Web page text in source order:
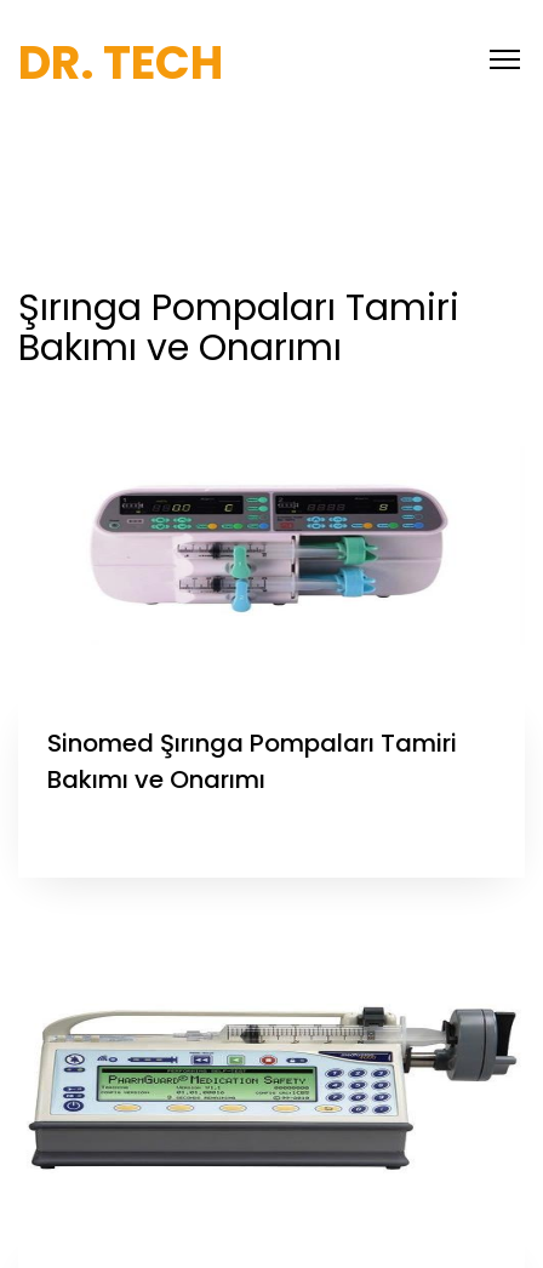
DR. TECH
Şırınga Pompaları Tamiri
Bakımı ve Onarımı
Sinomed Şırınga Pompaları Tamiri
Bakımı ve Onarımı